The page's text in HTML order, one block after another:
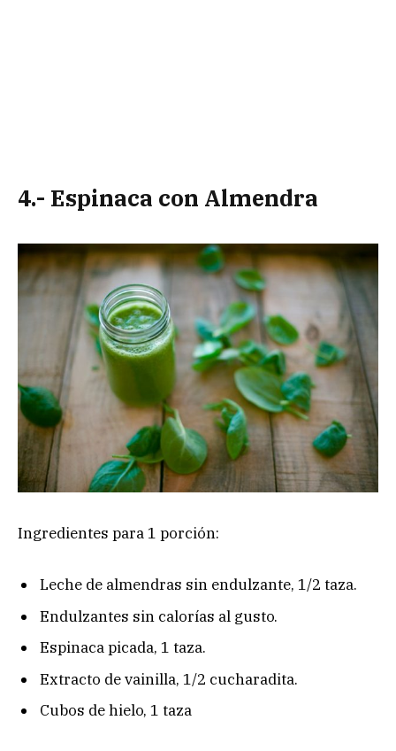
4.- Espinaca con Almendra
Ingredientes para 1 porción:
Leche de almendras sin endulzante, 1/2 taza.
Endulzantes sin calorías al gusto.
Espinaca picada, 1 taza.
Extracto de vainilla, 1/2 cucharadita.
Cubos de hielo, 1 taza